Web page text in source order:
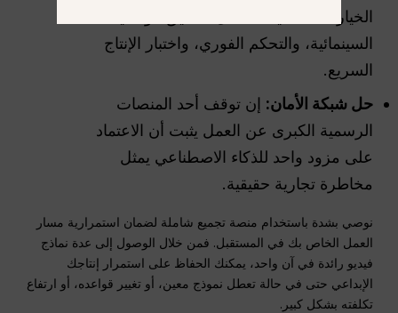
الخيارات العملية الأفضل لتحقيق الواقعية
السينمائية، والتحكم الفوري، واختبار الإنتاج
السريع.
حل شبكة الأمان: إن توقف أحد المنصات
الرسمية الكبرى عن العمل يثبت أن الاعتماد
على مزود واحد للذكاء الاصطناعي يمثل
مخاطرة تجارية حقيقية.
نوصي بشدة باستخدام منصة تجميع شاملة لضمان استمرارية مسار
العمل الخاص بك في المستقبل. فمن خلال الوصول إلى عدة نماذج
فيديو رائدة في آن واحد، يمكنك الحفاظ على استمرار إنتاجك
الإبداعي حتى في حالة تعطل نموذج معين، أو تغيير قواعده، أو ارتفاع
تكلفته بشكل كبير.